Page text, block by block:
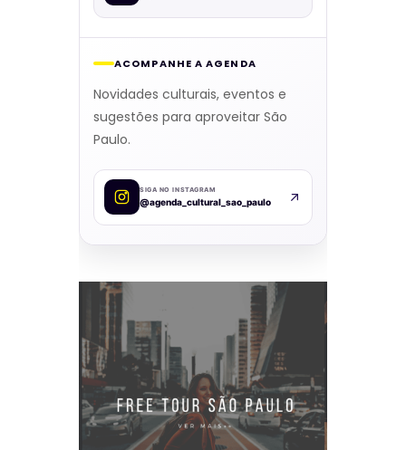
ACOMPANHE A AGENDA
Novidades culturais, eventos e
sugestões para aproveitar São
Paulo.
SIGA NO INSTAGRAM
@agenda_cultural_sao_paulo